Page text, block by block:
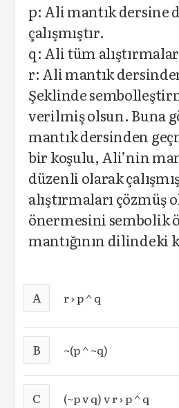
p: Ali mantık dersine
çalışmıştır.
q: Ali tüm
r: Ali mantık
Şeklinde
verilmiş olsun. Buna
mantık dersinden
bir koşulu, Ali’nin
düzenli olarak
alıştırmaları çözmüş
önermesini sembolik
mantığının dilindeki
A r › p ^ q
B ~(p ^ ~q)
C (~p v q) v r › p ^ q